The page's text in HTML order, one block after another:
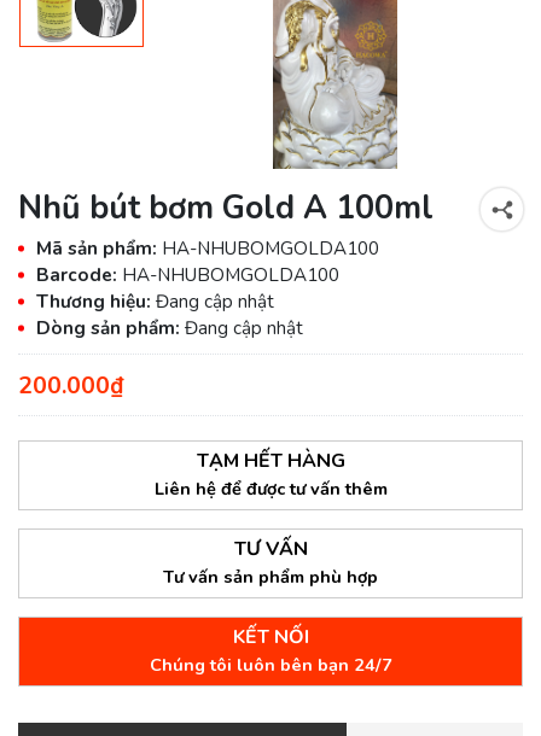
Nhũ bút bơm Gold A 100ml
Mã sản phẩm: HA-NHUBOMGOLDA100
Barcode: HA-NHUBOMGOLDA100
Thương hiệu: Đang cập nhật
Dòng sản phẩm: Đang cập nhật
200.000₫
TẠM HẾT HÀNG
Liên hệ để được tư vấn thêm
TƯ VẤN
Tư vấn sản phẩm phù hợp
KẾT NỐI
Chúng tôi luôn bên bạn 24/7